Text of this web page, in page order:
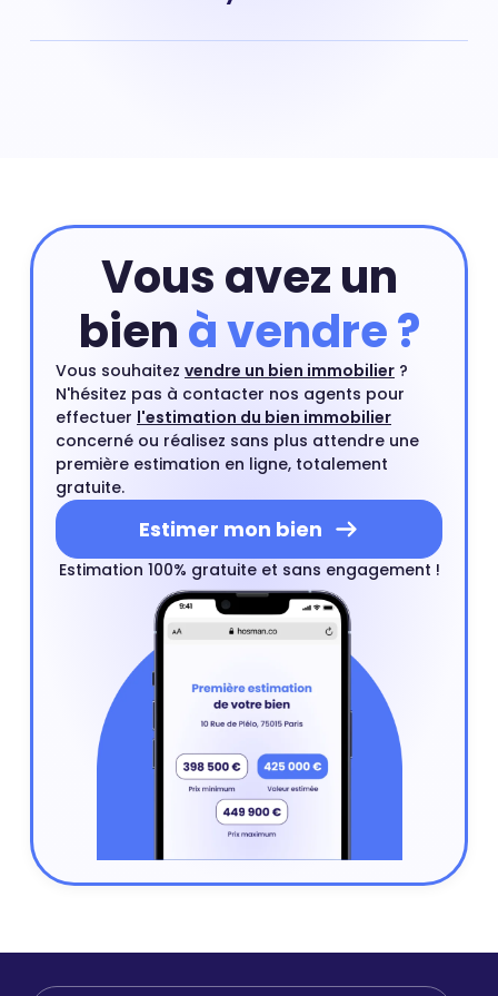
par conséquent augmenté. Prix appartement Croix
Vous avez un
bienà vendre ?
Vous souhaitez vendre un bien immobilier ?
N'hésitez pas à contacter nos agents pour
effectuer l'estimation du bien immobilier
concerné ou réalisez sans plus attendre une
première estimation en ligne, totalement
gratuite.
Estimer mon bien
Estimation 100% gratuite et sans engagement !